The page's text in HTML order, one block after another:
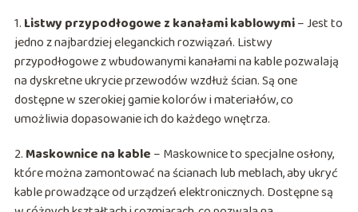
1. Listwy przypodłogowe z kanałami kablowymi– Jest to
jedno z najbardziej eleganckich rozwiązań. Listwy
przypodłogowe z wbudowanymi kanałami na kable pozwalają
na dyskretne ukrycie przewodów wzdłuż ścian. Są one
dostępne w szerokiej gamie kolorów i materiałów, co
umożliwia dopasowanie ich do każdego wnętrza.
2. Maskownice na kable – Maskownice to specjalne osłony,
które można zamontować na ścianach lub meblach, aby ukryć
kable prowadzące od urządzeń elektronicznych. Dostępne są